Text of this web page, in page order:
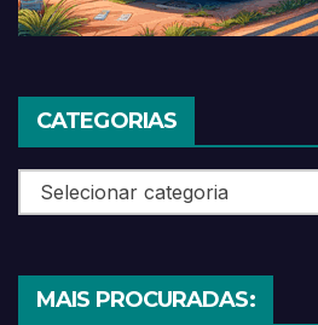
CATEGORIAS
Categorias
MAIS PROCURADAS: